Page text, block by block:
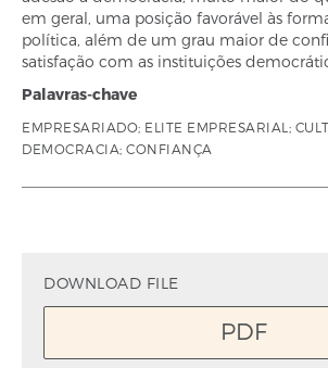
em geral, uma posição favorável às
política, além de um grau maior de
satisfação com as instituições
Palavras-chave
EMPRESARIADO; ELITE EMPRESARIAL;
DEMOCRACIA; CONFIANÇA
DOWNLOAD FILE
PDF